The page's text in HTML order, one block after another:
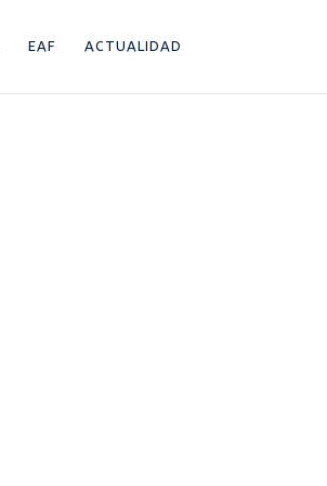
EAF ACTUALIDAD